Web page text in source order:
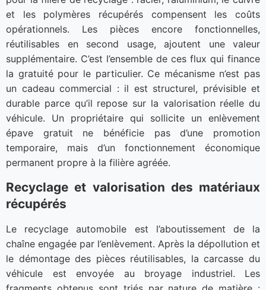
et les polymères récupérés compensent les coûts
opérationnels. Les pièces encore fonctionnelles,
réutilisables en second usage, ajoutent une valeur
supplémentaire. C’est l’ensemble de ces flux qui finance
la gratuité pour le particulier. Ce mécanisme n’est pas
un cadeau commercial : il est structurel, prévisible et
durable parce qu’il repose sur la valorisation réelle du
véhicule. Un propriétaire qui sollicite un enlèvement
épave gratuit ne bénéficie pas d’une promotion
temporaire, mais d’un fonctionnement économique
permanent propre à la filière agréée.
Recyclage et valorisation des matériaux
récupérés
Le recyclage automobile est l’aboutissement de la
chaîne engagée par l’enlèvement. Après la dépollution et
le démontage des pièces réutilisables, la carcasse du
véhicule est envoyée au broyage industriel. Les